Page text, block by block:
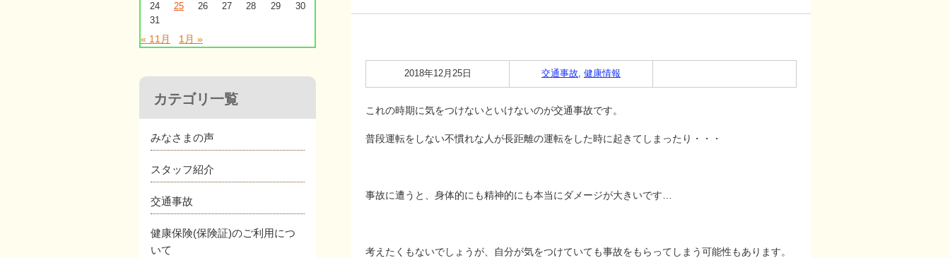
2018年12月25日 交通事故, 健康情報
これの時期に気をつけないといけないのが交通事故です。
普段運転をしない不慣れな人が長距離の運転をした時に起きてしまったり・・・
事故に遭うと、身体的にも精神的にも本当にダメージが大きいです…
考えたくもないでしょうが、自分が気をつけていても事故をもらってしまう可能性もあります。
24
25 26 27 28 29
30
31
« 11月 1月 »
カテゴリ一覧
みなさまの声
スタッフ紹介
交通事故
健康保険(保険証)のご利用につ
いて